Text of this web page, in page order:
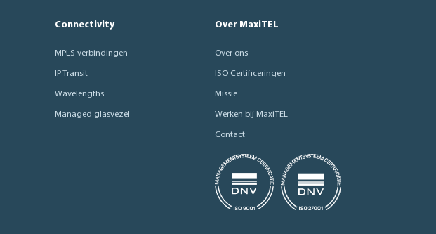
Connectivity
MPLS verbindingen
IP Transit
Wavelengths
Managed glasvezel
Over MaxiTEL
Over ons
ISO Certificeringen
Missie
Werken bij MaxiTEL
Contact